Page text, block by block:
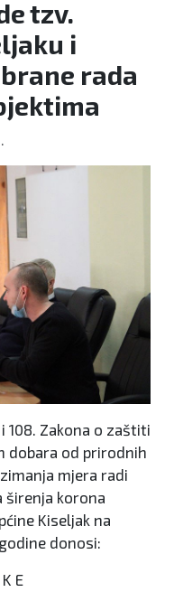
tzv.
i
rada
Zakona o zaštiti
dobara od prirodnih
mjera radi
širenja korona
Kiseljak na
donosi:
E